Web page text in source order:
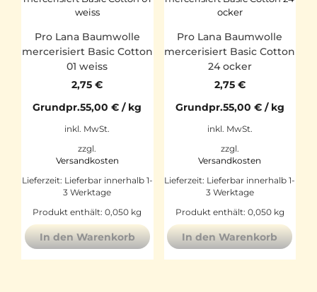
Pro Lana Baumwolle
mercerisiert Basic Cotton
01 weiss
2,75€
Grundpr.55,00€ / kg
inkl. MwSt.
zzgl.
Versandkosten
Lieferzeit: Lieferbar innerhalb 1-
3 Werktage
Produkt enthält: 0,050 kg
In den Warenkorb
Pro Lana Baumwolle
mercerisiert Basic Cotton
24 ocker
2,75 €
Grundpr.55,00 €/ kg
inkl. MwSt.
zzgl.
Versandkosten
Lieferzeit: Lieferbar innerhalb 1-
3 Werktage
Produkt enthält: 0,050 kg
In den Warenkorb